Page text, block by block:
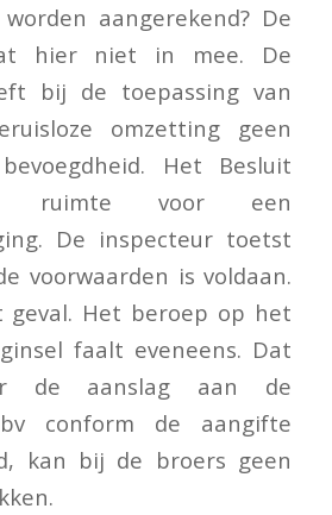
aangerekend? De
hier niet in mee. De
bij de toepassing van
omzetting geen
Het Besluit
ruimte voor een
De inspecteur toetst
voorwaarden is voldaan.
Het beroep op het
faalt eveneens. Dat
de aanslag aan de
bv conform de aangifte
kan bij de broers geen